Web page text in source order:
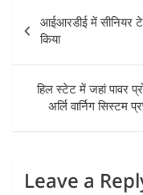
navigation
आईआरडीई में सीनियर
किया
हिल स्टेट में जहां पावर
अर्लि वार्निग सिस्टम
Leave a